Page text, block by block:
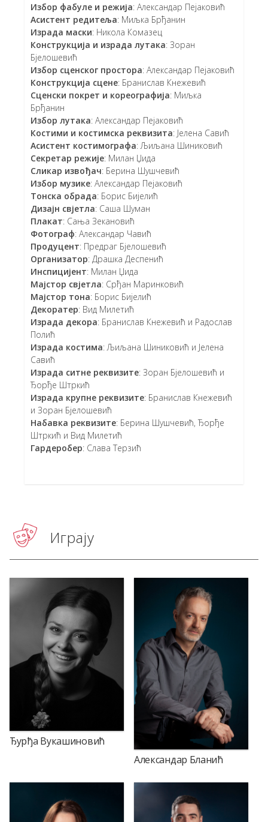
Избор фабуле и режија: Александар Пејаковић
Асистент редитеља: Миљка Брђанин
Израда маски: Никола Комазец
Конструкција и израда лутака: Зоран
Бјелошевић
Избор сценског простора: Александар Пејаковић
Конструкција сцене: Бранислав Кнежевић
Сценски покрет и кореографија: Миљка
Брђанин
Избор лутака: Александар Пејаковић
Костими и костимска реквизита: Јелена Савић
Асистент костимографа: Љиљана Шиниковић
Секретар режије: Милан Џида
Сликар извођач: Берина Шушчевић
Избор музике: Александар Пејаковић
Тонска обрада: Борис Бијелић
Дизајн свјетла: Саша Шуман
Плакат: Сања Зекановић
Фотограф: Александар Чавић
Продуцент: Предраг Бјелошевић
Организатор: Драшка Деспенић
Инспицијент: Милан Џида
Мајстор свјетла: Срђан Маринковић
Мајстор тона: Борис Бијелић
Декоратер: Вид Милетић
Израда декора: Бранислав Кнежевић и Радослав
Полић
Израда костима: Љиљана Шиниковић и Јелена
Савић
Израда ситне реквизите: Зоран Бјелошевић и
Ђорђе Штркић
Израда крупне реквизите: Бранислав Кнежевић
и Зоран Бјелошевић
Набавка реквизите: Берина Шушчевић, Ђорђе
Штркић и Вид Милетић
Гардеробер: Слава Терзић
Играју
Ђурђа Вукашиновић
Александар Бланић